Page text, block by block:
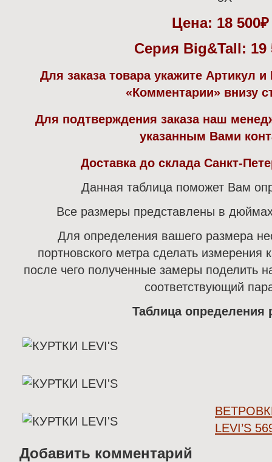
Цена: 18
Серия Big&Tall: 19
Для заказа товара укажите Артикул
«Комментарии» внизу
Для подтверждения заказа наш
указанным Вами
Доставка до склада Санкт-
Данная таблица поможет Вам
Все размеры представлены в
Для определения вашего размера
портновского метра сделать измерения
после чего полученные замеры поделить
соответствующий
Таблица определения
LEVI’S
Добавить комментарий